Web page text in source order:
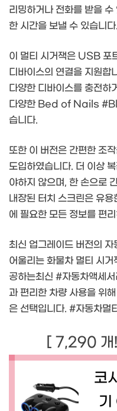
리밍하거나 전화를 받을
한 시간을 보낼 수 있습니다.
이 멀티 시거잭은 USB 포
디바이스의 연결을 지원
다양한 디바이스를 충전하
다양한 Bed of Nails
습니다.
또한 이 버전은 간편한 조
도입하였습니다. 더 이상
야하지 않으며, 한 손으로
내장된 터치 스크린은 유
에 필요한 모든 정보를 편
최신 업그레이드 버전의
어울리는 화물차 멀티 시거
공하는최신 #자동차액세
과 편리한 차량 사용을 위
은 선택입니다. #자동차멀
[ 7,290 개
코